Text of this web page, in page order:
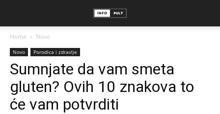
Home Novo
Novo Porodica i zdravlje
Sumnjate da vam smeta
gluten? Ovih 10 znakova to
će vam potvrditi